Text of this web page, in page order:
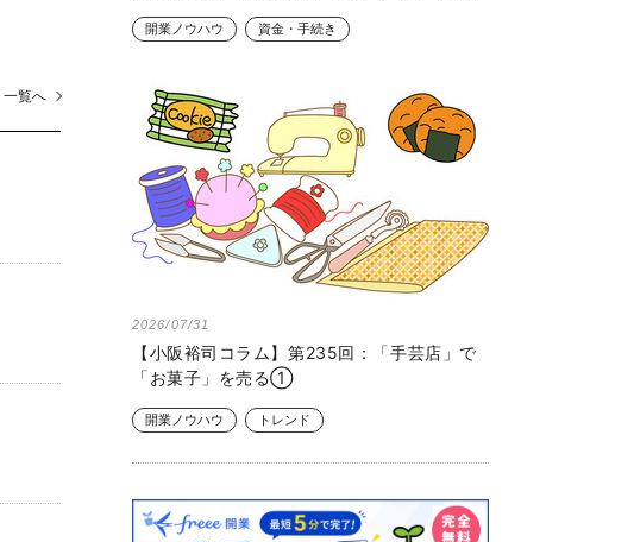
一覧へ
開業ノウハウ 資金・手続き
2026/07/31
【小阪裕司コラム】第235回：「手芸店」で
「お菓子」を売る①
開業ノウハウ トレンド